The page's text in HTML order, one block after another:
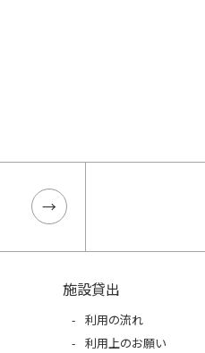
施設貸出
利用の流れ
利用上のお願い